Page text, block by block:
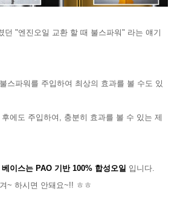
던 "엔진오일 교환 할 때 불스파워" 라는 얘기
스파워를 주입하여 최상의 효과를 볼 수도 있
에도 주입하여, 충분히 효과를 볼 수 있는 제
이스는 PAO 기반 100% 합성오일 입니다.
~ 하시면 안돼요~!! ㅎㅎ